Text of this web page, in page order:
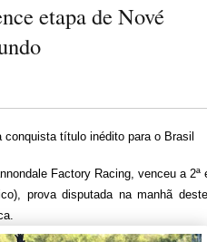
etapa de Nové
conquista título inédito para o Brasil
Factory Racing, venceu a 2ª
prova disputada na manhã